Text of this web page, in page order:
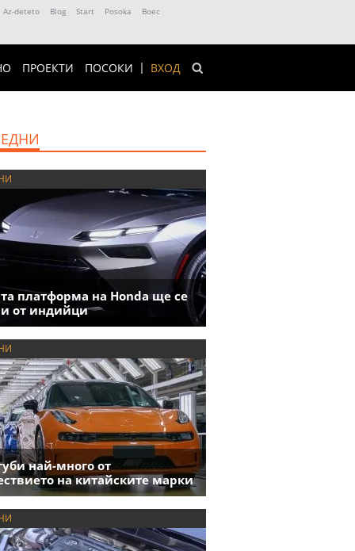
Az-deteto Blog Start Posoka
Boec
ВХОД
ПРОЕКТИ ПОСОКИ
платформа на Honda ще се
от индийци
най-много от
на китайските марки